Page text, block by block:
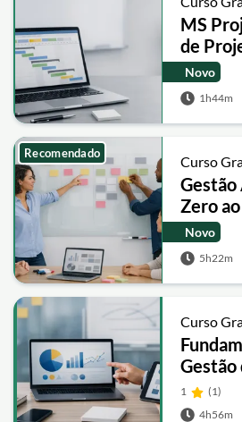
MS
de
Novo
1h44m
Curso
Gestão
Zero
Novo
5h22m
Recomendado
Curso
Gestão
1
(1)
4h56m